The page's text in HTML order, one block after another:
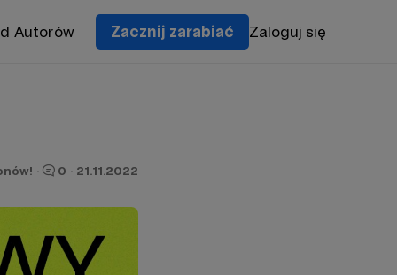
Autorów Zacznij zarabiać Zaloguj się
· 0 · 21.11.2022